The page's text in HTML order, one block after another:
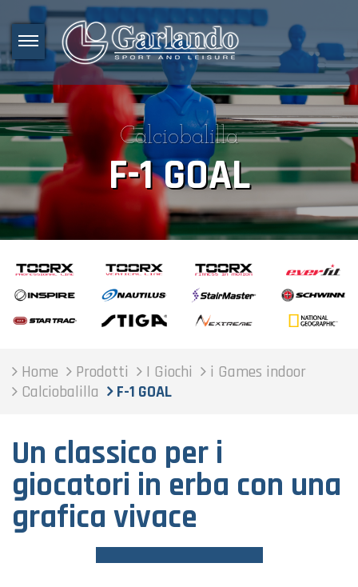
Calciobalilla
F-1 GOAL
Home Prodotti I Giochi
i Games indoor
Calciobalilla
F-1 GOAL
Un classico per i
giocatori in erba con una
grafica vivace